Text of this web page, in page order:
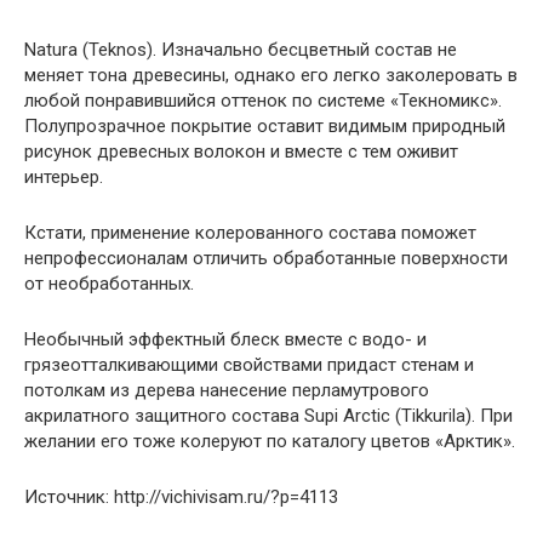
Natura (Teknos). Изначально бесцветный состав не
меняет тона древесины, однако его легко заколеровать в
любой понравившийся оттенок по системе «Текномикс».
Полупрозрачное покрытие оставит видимым природный
рисунок древесных волокон и вместе с тем оживит
интерьер.
Кстати, применение колерованного состава поможет
непрофессионалам отличить обработанные поверхности
от необработанных.
Необычный эффектный блеск вместе с водо- и
грязеотталкивающими свойствами придаст стенам и
потолкам из дерева нанесение перламутрового
акрилатного защитного состава Supi Arctic (Tikkurila). При
желании его тоже колеруют по каталогу цветов «Арктик».
Источник: http://vichivisam.ru/?p=4113